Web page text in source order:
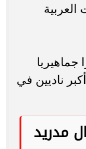
العربية
جماهيريا
ناديين في
مدريد